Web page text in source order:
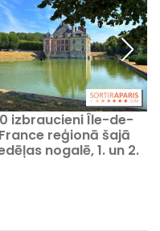
izbraucieni Île-de-
France reģionā šajā
nogalē, 1. un 2.